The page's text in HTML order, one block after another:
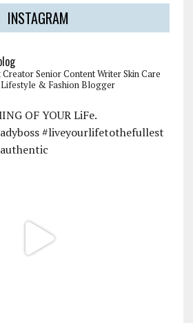
INSTAGRAM
CreatorSenior Content WriterSkin Care
Lifestyle & Fashion Blogger